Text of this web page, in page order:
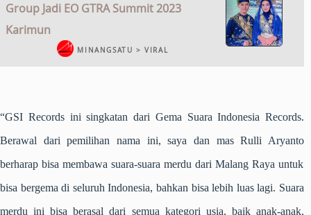
Group Jadi EO GTRA Summit 2023
Karimun
MINANGSATU > VIRAL
“GSI Records ini singkatan dari Gema Suara Indonesia Records.
Berawal dari pemilihan nama ini,saya dan mas Rulli Aryanto
berharap bisa membawa suara-suara merdu dari Malang Raya untuk
bisa bergema di seluruh Indonesia, bahkan bisa lebih luas lagi. Suara
merdu ini bisa berasal dari semua kategori usia, baik anak-anak,